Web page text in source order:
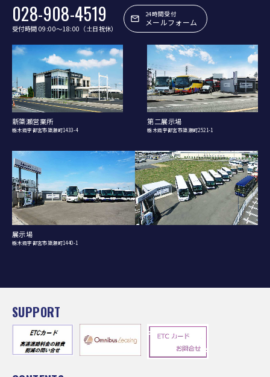
028-908-4519
受付時間 09:00〜18:00（土日祝休）
24時間受付
メールフォーム
新簗瀬営業所
栃木県宇都宮市簗瀬町1433-4
第二展示場
栃木県宇都宮市簗瀬町2521-1
展示場
栃木県宇都宮市簗瀬町1440-1
SUPPORT